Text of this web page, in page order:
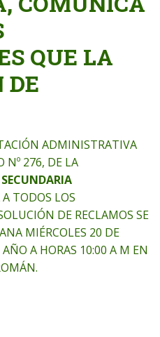
QUE LA
DE
ADMINISTRATIVA
Nº 276, DE LA
TODOS LOS
DE RECLAMOS SE
MIÉRCOLES 20 DE
A HORAS 10:00 A M EN